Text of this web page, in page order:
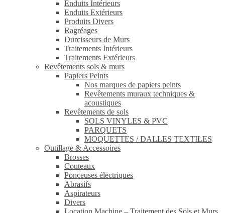
Enduits Intérieurs
Enduits Extérieurs
Produits Divers
Ragréages
Durcisseurs de Murs
Traitements Intérieurs
Traitements Extérieurs
Revêtements sols & murs
Papiers Peints
Nos marques de papiers peints
Revêtements muraux techniques &
acoustiques
Revêtements de sols
SOLS VINYLES & PVC
PARQUETS
MOQUETTES / DALLES TEXTILES
Outillage & Accessoires
Brosses
Couteaux
Ponceuses électriques
Abrasifs
Aspirateurs
Divers
Location Machine – Traitement des Sols et Murs